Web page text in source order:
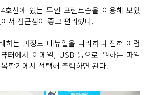
호선에 있는 무인 프린트숍을 이용해 보았
서 접근성이 좋고 편리했다.
하는 과정도 매뉴얼을 따라하니 전혀 어렵
터에서 이메일, USB 등으로 원하는 파일
합기에서 선택해 출력하면 된다.